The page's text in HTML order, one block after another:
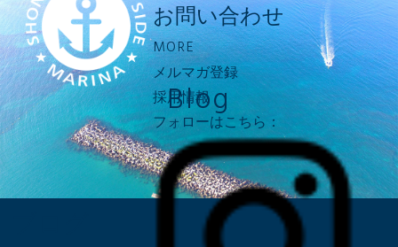
お問い合わせ
MORE
メルマガ登録
採用情報
フォローはこちら：
Blog